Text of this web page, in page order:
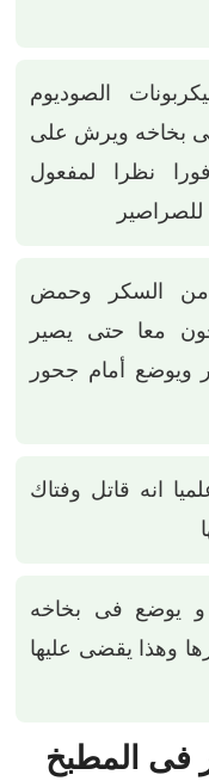
الصوديوم
بخاخه ويرش على
نظرا لمفعول
للصراصير
من السكر وحمض
معا حتى يصير
ويوضع أمام جحور
انه قاتل وفتاك
و يوضع فى بخاخه
وهذا يقضى عليها
فى المطبخ